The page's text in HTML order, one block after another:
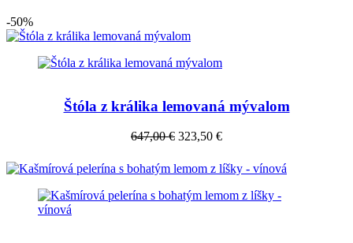
-50%
Štóla z králika lemovaná mývalom
647,00 € 323,50 €